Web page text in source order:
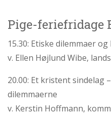
tro
1.5:
Den
personlige
historie
1.6:
Argumenter
imod
abort
Pige-feriefridage
15.30: Etiske dilemmaer
v. Ellen Højlund Wibe,
20.00: Et kristent sindelag
dilemmaerne
v. Kerstin Hoffmann,